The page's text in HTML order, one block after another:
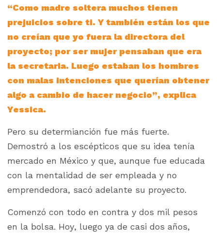
“Como madre soltera muchos tienen
prejuicios sobre ti. Y también están los que
no creían que yo fuera la directora del
proyecto; por ser mujer pensaban que era
la secretaria. Luego estaban los hombres
con malas intenciones que querían obtener
algo a cambio de hacer negocio”, explica
Yessica.
Pero su determianción fue más fuerte.
Demostró a los escépticos que su idea tenía
mercado en México y que, aunque fue educada
con la mentalidad de ser empleada y no
emprendedora, sacó adelante su proyecto.
Comenzó con todo en contra y dos mil pesos
en la bolsa. Hoy, luego ya de casi dos años,